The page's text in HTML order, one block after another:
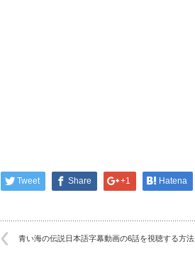
Tweet Share +1 Hatena
青い海の伝説日本語字幕動画の6話を視聴する方法